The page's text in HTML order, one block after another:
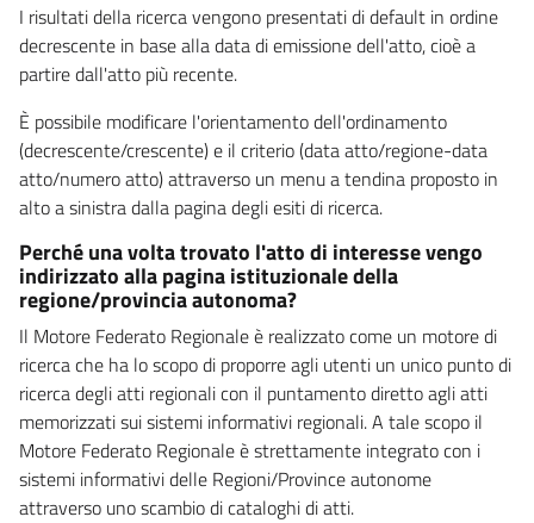
I risultati della ricerca vengono presentati di default in ordine
decrescente in base alla data di emissione dell'atto, cioè a
partire dall'atto più recente.
È possibile modificare l'orientamento dell'ordinamento
(decrescente/crescente) e il criterio (data atto/regione-data
atto/numero atto) attraverso un menu a tendina proposto in
alto a sinistra dalla pagina degli esiti di ricerca.
Perché una volta trovato l'atto di interesse vengo
indirizzato alla pagina istituzionale della
regione/provincia autonoma?
Il Motore Federato Regionale è realizzato come un motore di
ricerca che ha lo scopo di proporre agli utenti un unico punto di
ricerca degli atti regionali con il puntamento diretto agli atti
memorizzati sui sistemi informativi regionali. A tale scopo il
Motore Federato Regionale è strettamente integrato con i
sistemi informativi delle Regioni/Province autonome
attraverso uno scambio di cataloghi di atti.